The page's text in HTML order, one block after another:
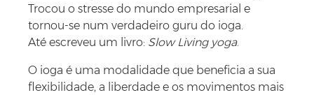
Trocou o stresse do mundo empresarial e
tornou-se num verdadeiro guru do ioga.
Até escreveu um livro: Slow Living yoga.
O ioga é uma modalidade que beneficia a sua
flexibilidade, a liberdade e os movimentos mais